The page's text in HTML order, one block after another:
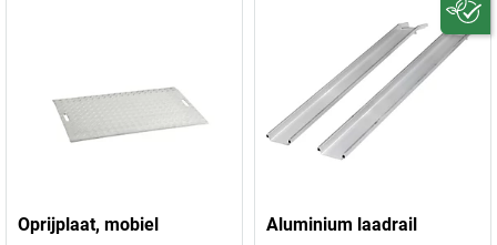
Oprijplaat, mobiel Aluminium laadrail